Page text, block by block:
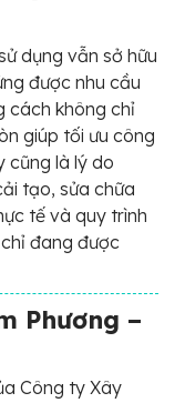
dụng vẫn sở hữu
được nhu cầu
cách không chỉ
giúp tối ưu công
cũng là lý do
tạo, sửa chữa
tế và quy trình
đang được
Phương –
Công ty Xây